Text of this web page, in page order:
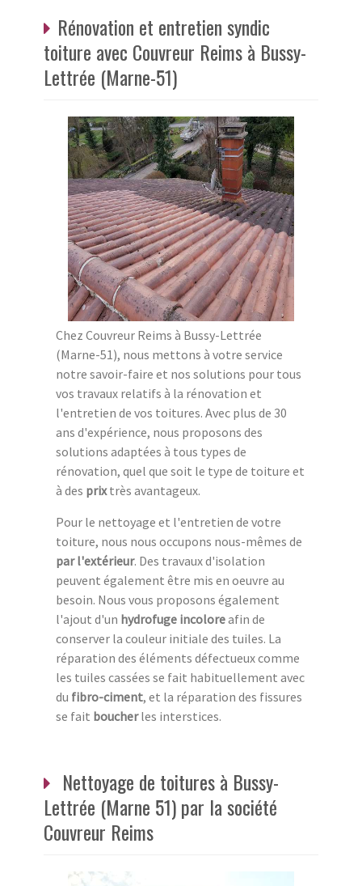
Rénovation et entretien syndic
toiture avec Couvreur Reims à Bussy-
Lettrée (Marne-51)
Chez Couvreur Reims à Bussy-Lettrée
(Marne-51), nous mettons à votre service
notre savoir-faire et nos solutions pour tous
vos travaux relatifs à la rénovation et
l'entretien de vos toitures. Avec plus de 30
ans d'expérience, nous proposons des
solutions adaptées à tous types de
rénovation, quel que soit le type de toiture et
à des prixtrès avantageux.
Pour le nettoyage et l'entretien de votre
toiture, nous nous occupons nous-mêmes de
par l'extérieur. Des travaux d'isolation
peuvent également être mis en oeuvre au
besoin. Nous vous proposons également
l'ajout d'un hydrofuge incoloreafin de
conserver la couleur initiale des tuiles. La
réparation des éléments défectueux comme
les tuiles cassées se fait habituellement avec
du fibro-ciment, et la réparation des fissures
se fait boucherles interstices.
Nettoyage de toitures à Bussy-
Lettrée (Marne 51) par la société
Couvreur Reims